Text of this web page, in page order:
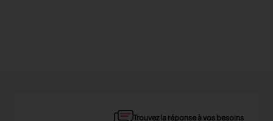
Trouvez la réponse à vos besoins